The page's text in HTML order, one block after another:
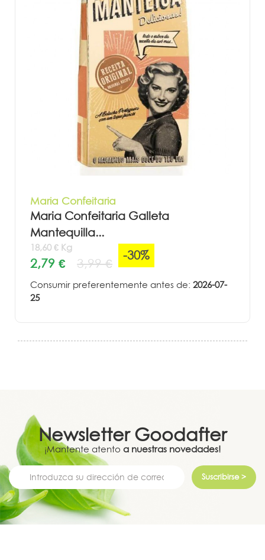
Maria Confeitaria
Maria Confeitaria Galleta
Mantequilla...
18,60 € Kg
2,79 € 3,99 €
-30%
Consumir preferentemente antes de: 2026-07-
25
Newsletter Goodafter
¡Mantente atento a nuestras novedades!
Suscribirse >